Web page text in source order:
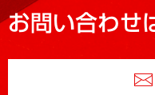
お問い合わせ